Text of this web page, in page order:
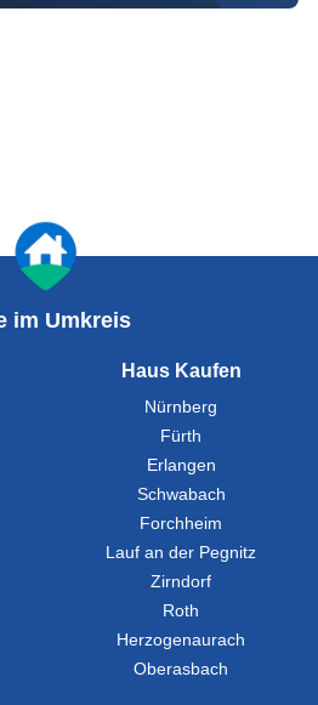
im Umkreis
Haus Kaufen
Nürnberg
Fürth
Erlangen
Schwabach
Forchheim
Lauf an der Pegnitz
Zirndorf
Roth
Herzogenaurach
Oberasbach